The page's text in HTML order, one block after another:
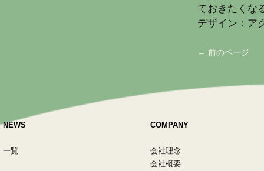
ておきたくな
デザイン：ア
← 前のページ
NEWS
一覧
COMPANY
会社理念
会社概要